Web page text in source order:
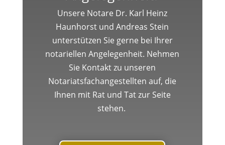
Unsere Notare Dr. Karl Heinz
Haunhorst und Andreas Stein
unterstützen Sie gerne bei Ihrer
notariellen Angelegenheit. Nehmen
Sie Kontakt zu unseren
Notariatsfachangestellten auf, die
Ihnen mit Rat und Tat zur Seite
stehen.